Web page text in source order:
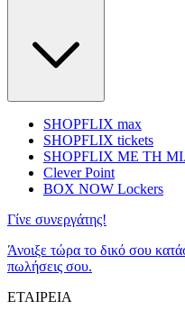
SHOPFLIX max
SHOPFLIX tickets
SHOPFLIX ΜΕ ΤΗ
Clever Point
BOX NOW Lockers
Γίνε συνεργάτης!
Άνοιξε τώρα το δικό σου
πωλήσεις σου.
ΕΤΑΙΡΕΙΑ